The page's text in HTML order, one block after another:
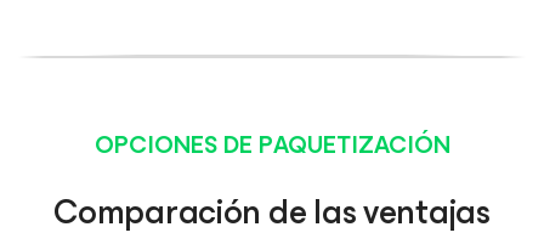
OPCIONES DE PAQUETIZACIÓN
Comparación de las ventajas